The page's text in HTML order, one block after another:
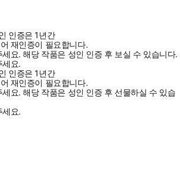
인증은 1년간
재인증이 필요합니다.
세요.해당 작품은 성인 인증 후 보실 수 있습니다.
세요.
인증은 1년간
재인증이 필요합니다.
세요.해당 작품은 성인 인증 후 선물하실 수 있습
세요.